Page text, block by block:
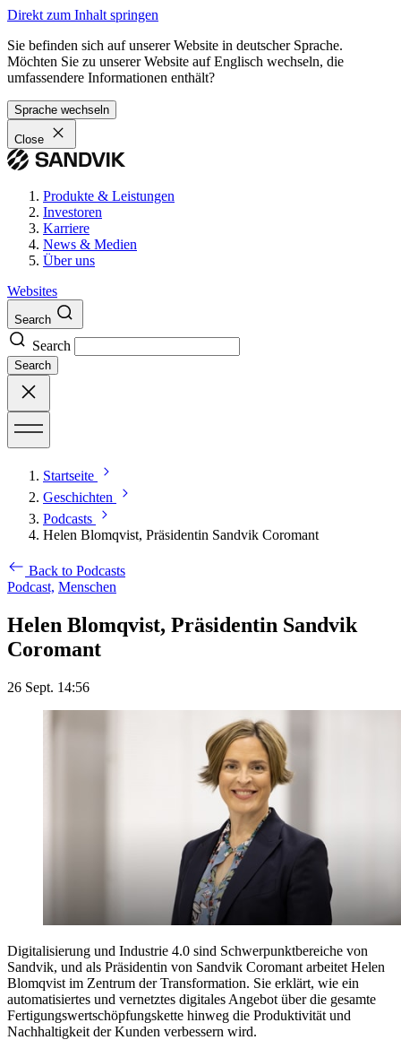
Direkt zum Inhalt springen
Sie befinden sich auf unserer Website in deutscher Sprache.
Möchten Sie zu unserer Website auf Englisch wechseln, die
umfassendere Informationen enthält?
Sprache wechseln
Close
Produkte & Leistungen
Investoren
Karriere
News & Medien
Über uns
Websites
Search
Search
Search
Startseite
Geschichten
Podcasts
Helen Blomqvist, Präsidentin Sandvik Coromant
Back to Podcasts
Podcast, Menschen
Helen Blomqvist, Präsidentin Sandvik
Coromant
26 Sept. 14:56
Digitalisierung und Industrie 4.0 sind Schwerpunktbereiche von
Sandvik, und als Präsidentin von Sandvik Coromant arbeitet Helen
Blomqvist im Zentrum der Transformation. Sie erklärt, wie ein
automatisiertes und vernetztes digitales Angebot über die gesamte
Fertigungswertschöpfungskette hinweg die Produktivität und
Nachhaltigkeit der Kunden verbessern wird.